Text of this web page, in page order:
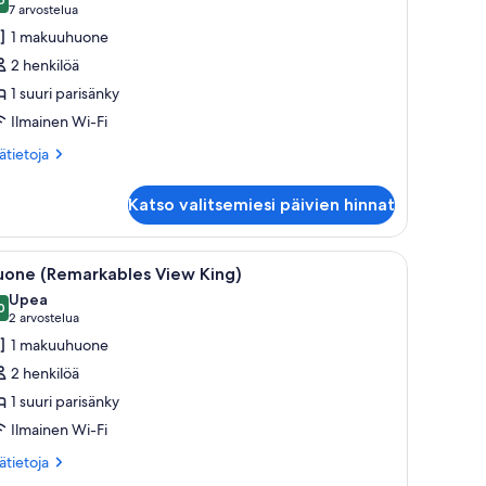
kautta 10
7 arvostelua
(7
arvostelua)
1 makuuhuone
2 henkilöä
1 suuri parisänky
Ilmainen Wi-Fi
Katso valitsemiesi päivien hinnat
lakanoiden peitetty sänky, pieni pöytä maljakko täynnä kukkia ja
Hotellihuone, jossa on sänky, näköala
8 (Remarkables View King)
kautta 10
Upea
2 arvostelua
(2
arvostelua)
1 makuuhuone
2 henkilöä
1 suuri parisänky
Ilmainen Wi-Fi